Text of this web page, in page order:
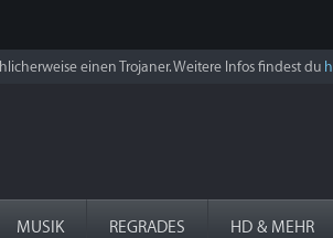
einen Trojaner. Weitere Infos findest du
MUSIK REGRADES HD & MEHR